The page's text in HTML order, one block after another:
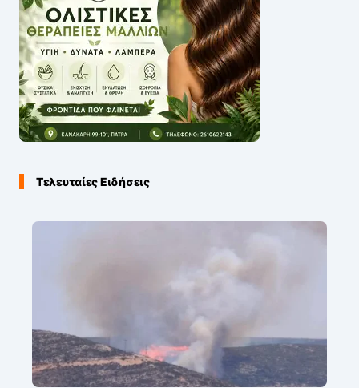
Τελευταίες Ειδήσεις